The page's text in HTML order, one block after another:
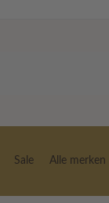
Sale Alle merken